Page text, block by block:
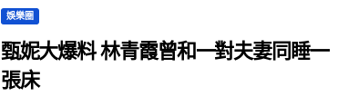
娛樂圈
甄妮大爆料 林青霞曾和一對夫妻同睡一
張床